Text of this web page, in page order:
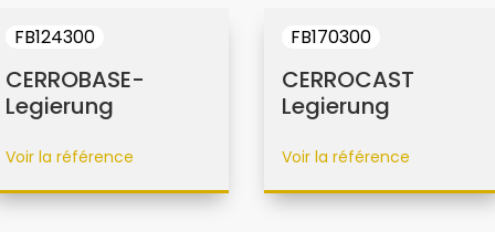
FB124300
CERROBASE-
Legierung
Voir la référence
FB170300
CERROCAST
Legierung
Voir la référence